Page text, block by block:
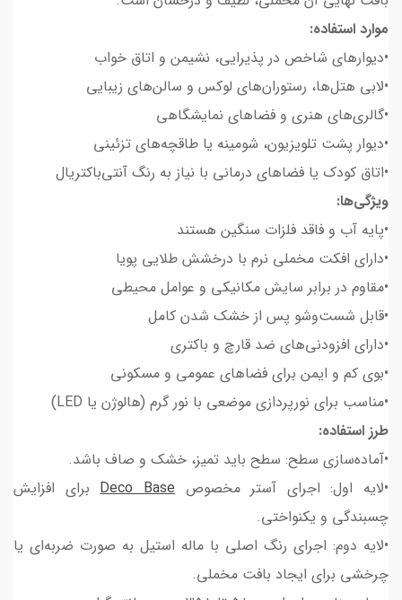
موارد استفاده:
•دیوارهای شاخص در پذیرایی، نشیمن و اتاق خواب
•لابی هتل‌ها، رستوران‌های لوکس و سالن‌های زیبایی
•گالری‌های هنری و فضاهای نمایشگاهی
•دیوار پشت تلویزیون، شومینه یا طاقچه‌های تزئینی
•اتاق کودک یا فضاهای درمانی با نیاز به رنگ آنتی‌باکتریال
ویژگی‌ها:
•پایه آب و فاقد فلزات سنگین هستند
•دارای افکت مخملی نرم با درخشش طلایی پویا
•مقاوم در برابر سایش مکانیکی و عوامل محیطی
•قابل شست‌وشو پس از خشک شدن کامل
•دارای افزودنی‌های ضد قارچ و باکتری
•بوی کم و ایمن برای فضاهای عمومی و مسکونی
•مناسب برای نورپردازی موضعی با نور گرم (هالوژن یا LED)
طرز استفاده:
•آماده‌سازی سطح: سطح باید تمیز، خشک و صاف باشد.
•لایه اول: اجرای آستر مخصوصDeco Baseبرای افزایش
چسبندگی و یکنواختی.
•لایه دوم: اجرای رنگ اصلی با ماله استیل به صورت ضربه‌ای یا
چرخشی برای ایجاد بافت مخملی.